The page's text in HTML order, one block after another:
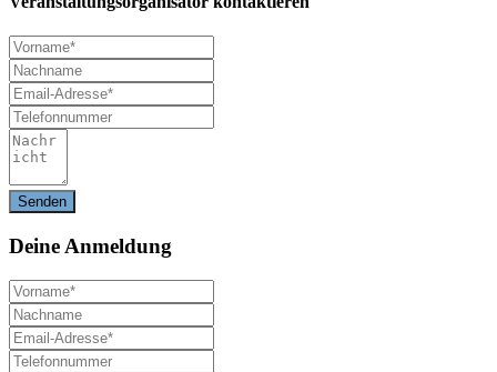
Deine Anmeldung